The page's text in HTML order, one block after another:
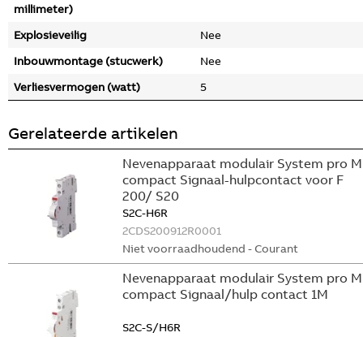
millimeter)
Explosieveilig
Nee
Inbouwmontage (stucwerk)
Nee
Verliesvermogen (watt)
5
Gerelateerde artikelen
Nevenapparaat modulair System pro M
compact Signaal-hulpcontact voor F
200/ S20
S2C-H6R
2CDS200912R0001
Niet voorraadhoudend - Courant
Nevenapparaat modulair System pro M
compact Signaal/hulp contact 1M
S2C-S/H6R